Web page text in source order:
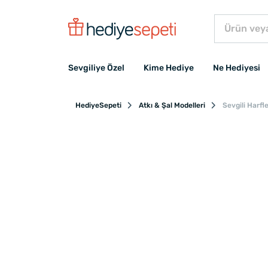
Sevgiliye Özel Kime Hediye Ne Hediyesi
HediyeSepeti Atkı & Şal Modelleri Sevgili